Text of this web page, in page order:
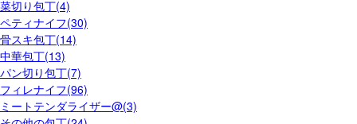
菜切り包丁(4)
ペティナイフ(30)
骨スキ包丁(14)
中華包丁(13)
パン切り包丁(7)
フィレナイフ(96)
ミートテンダライザー@(3)